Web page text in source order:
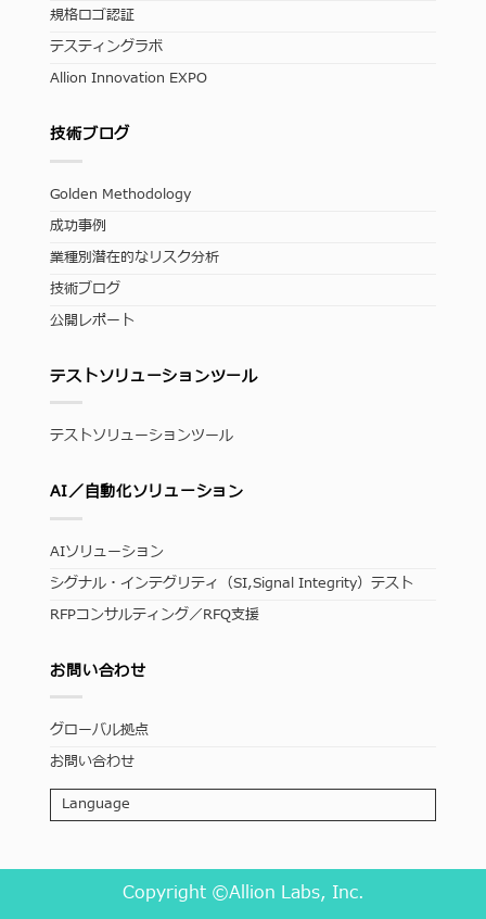
規格ロゴ認証
テスティングラボ
Allion Innovation EXPO
技術ブログ
Golden Methodology
成功事例
業種別潜在的なリスク分析
技術ブログ
公開レポート
テストソリューションツール
テストソリューションツール
AI／自動化ソリューション
AIソリューション
シグナル・インテグリティ（SI,Signal Integrity）テスト
RFPコンサルティング／RFQ支援
お問い合わせ
グローバル拠点
お問い合わせ
Language
Copyright ©Allion Labs, Inc.